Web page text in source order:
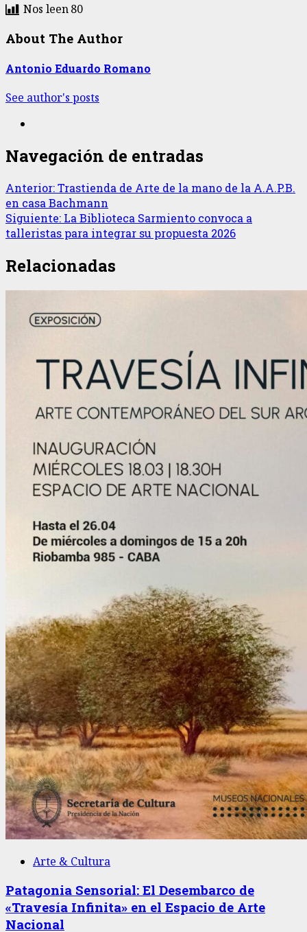
Nos leen80
About The Author
Antonio Eduardo Romano
See author's posts
Navegación de entradas
Anterior:Trastienda de Arte de la mano de la A.A.P.B.
en casa Bachmann
Siguiente: La Biblioteca Sarmiento convoca a
talleristas para integrar su propuesta 2026
Relacionadas
Arte & Cultura
Patagonia Sensorial: El Desembarco de
«Travesía Infinita» en el Espacio de Arte
Nacional